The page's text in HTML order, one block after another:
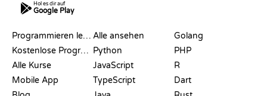
Hol es dir auf
Google Play
Programmieren lernen
Kostenlose Programmier-Websites
Alle Kurse
Mobile App
Alle ansehen
Python
JavaScript
TypeScript
Golang
PHP
R
Dart